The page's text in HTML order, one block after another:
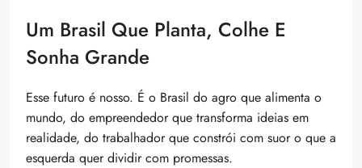
Um Brasil Que Planta, Colhe E
Sonha Grande
Esse futuro é nosso. É o Brasil do agro que alimenta o
mundo, do empreendedor que transforma ideias em
realidade, do trabalhador que constrói com suor o que a
esquerda quer dividir com promessas.